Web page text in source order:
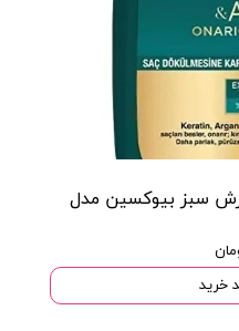
سبز بیوکسین مدل
خرید